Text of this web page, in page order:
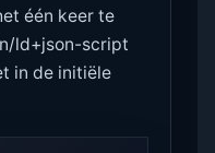
één keer te
ld+json-script
in de initiële